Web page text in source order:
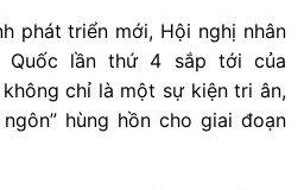
phát triển mới, Hội nghị nhân
Quốc lần thứ 4 sắp tới của
chỉ là một sự kiện tri ân,
hùng hồn cho giai đoạn